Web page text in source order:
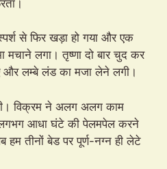
से फिर खड़ा हो गया और एक
मचाने लगा। तृष्णा दो बार चुद कर
और लम्बे लंड का मजा लेने लगी।
विक्रम ने अलग अलग काम
आधा घंटे की पेलमपेल करने
तीनों बेड पर पूर्ण-नग्न ही लेटे